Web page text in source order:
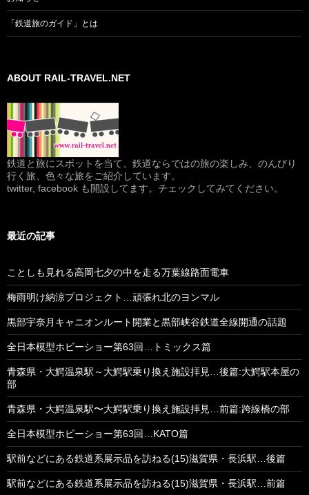
「鉄道旅のガイド」とは
ABOUT RAIL-TRAVEL.NET
鉄道と旅にスポットを当て、鉄道ならではの旅の楽しみ、のんびり
行く旅、色々な旅をご紹介しています。
twitter, facebook も開設してます。チェックしてみてください。
最近の記事
ことしも見れる高岡七夕の中を走る万葉線路面電車
梅雨明け納涼プロジェクト…頑張れ北のヨンマル
黒部宇奈月キャニオンルート開業と黒部峡谷鉄道全線開通の話題
全日本模型ホビーショー第63回…トミックス篇
青森県・大鰐温泉駅～大鰐駅乗り換え施設拝見…後篇:大鰐駅本屋の
部
青森県・大鰐温泉駅〜大鰐駅乗り換え施設拝見…前篇:跨線橋の部
全日本模型ホビーショー第63回…KATO篇
駅前などにある鉄道系展示品を訪ねる(15)滋賀県・長浜駅…後篇
駅前などにある鉄道系展示品を訪ねる(15)滋賀県・長浜駅…前篇